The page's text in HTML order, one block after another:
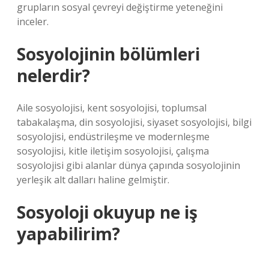
grupların sosyal çevreyi değiştirme yeteneğini
inceler.
Sosyolojinin bölümleri
nelerdir?
Aile sosyolojisi, kent sosyolojisi, toplumsal
tabakalaşma, din sosyolojisi, siyaset sosyolojisi, bilgi
sosyolojisi, endüstrileşme ve modernleşme
sosyolojisi, kitle iletişim sosyolojisi, çalışma
sosyolojisi gibi alanlar dünya çapında sosyolojinin
yerleşik alt dalları haline gelmiştir.
Sosyoloji okuyup ne iş
yapabilirim?